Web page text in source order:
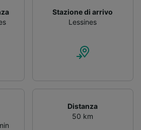
Stazione di arrivo
Lessines
Distanza
50 km